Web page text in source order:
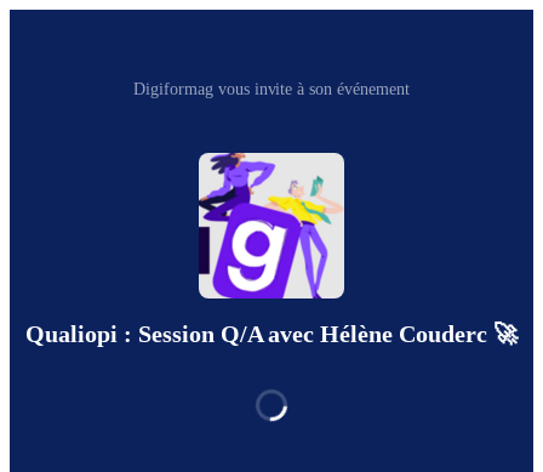
Digiformag vous invite à son événement
Qualiopi : Session Q/A avec Hélène Couderc 🚀